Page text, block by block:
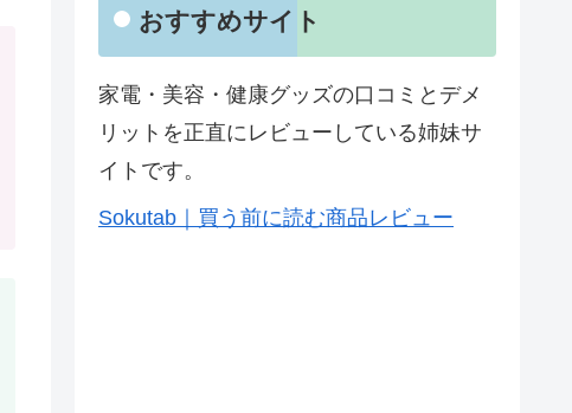
おすすめサイト
家電・美容・健康グッズの口コミとデメ
リットを正直にレビューしている姉妹サ
イトです。
Sokutab｜買う前に読む商品レビュー